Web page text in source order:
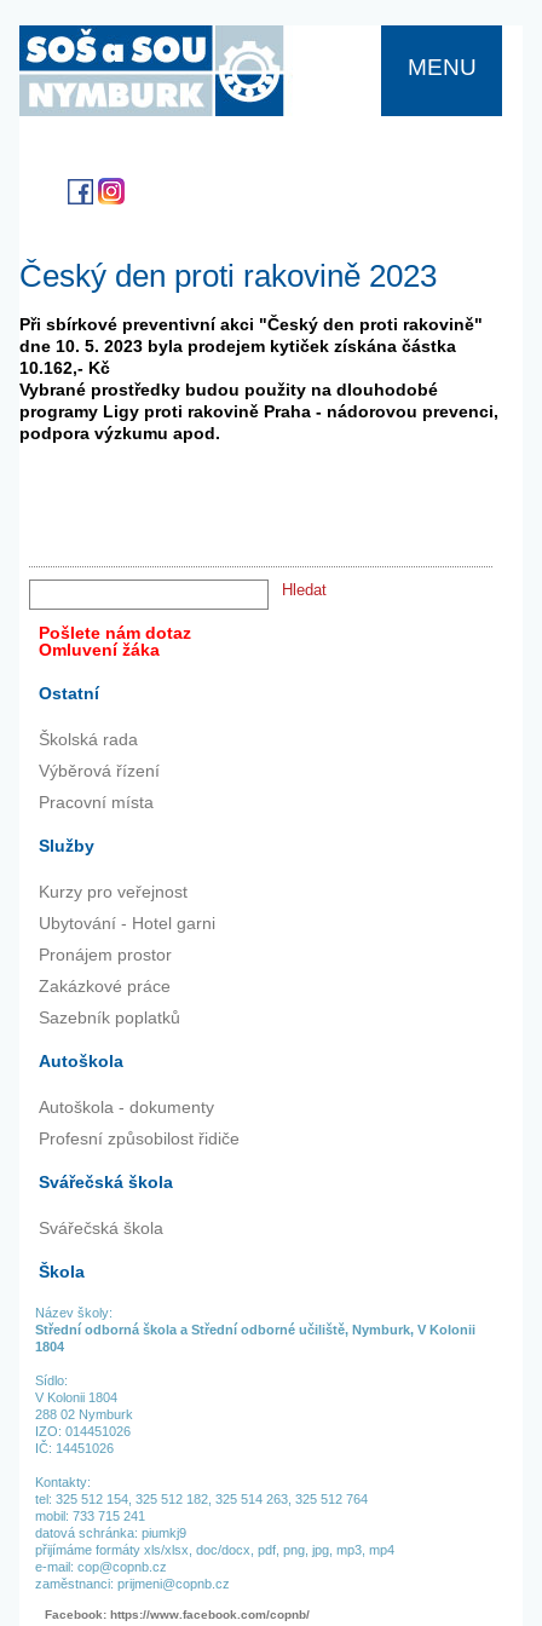
MENU
Český den proti rakovině 2023
Při sbírkové preventivní akci "Český den proti rakovině"
dne 10. 5. 2023 byla prodejem kytiček získána částka
10.162,- Kč
Vybrané prostředky budou použity na dlouhodobé
programy Ligy proti rakovině Praha - nádorovou prevenci,
podpora výzkumu apod.
Pošlete nám dotaz
Omluvení žáka
Ostatní
Školská rada
Výběrová řízení
Pracovní místa
Služby
Kurzy pro veřejnost
Ubytování - Hotel garni
Pronájem prostor
Zakázkové práce
Sazebník poplatků
Autoškola
Autoškola - dokumenty
Profesní způsobilost řidiče
Svářečská škola
Svářečská škola
Škola
Název školy:
Střední odborná škola a Střední odborné učiliště, Nymburk, V Kolonii
1804
Sídlo:
V Kolonii 1804
288 02 Nymburk
IZO: 014451026
IČ: 14451026
Kontakty:
tel: 325 512 154, 325 512 182, 325 514 263, 325 512 764
mobil: 733 715 241
datová schránka: piumkj9
přijímáme formáty xls/xlsx, doc/docx, pdf, png, jpg, mp3, mp4
e-mail: cop@copnb.cz
zaměstnanci: prijmeni@copnb.cz
Facebook: https://www.facebook.com/copnb/